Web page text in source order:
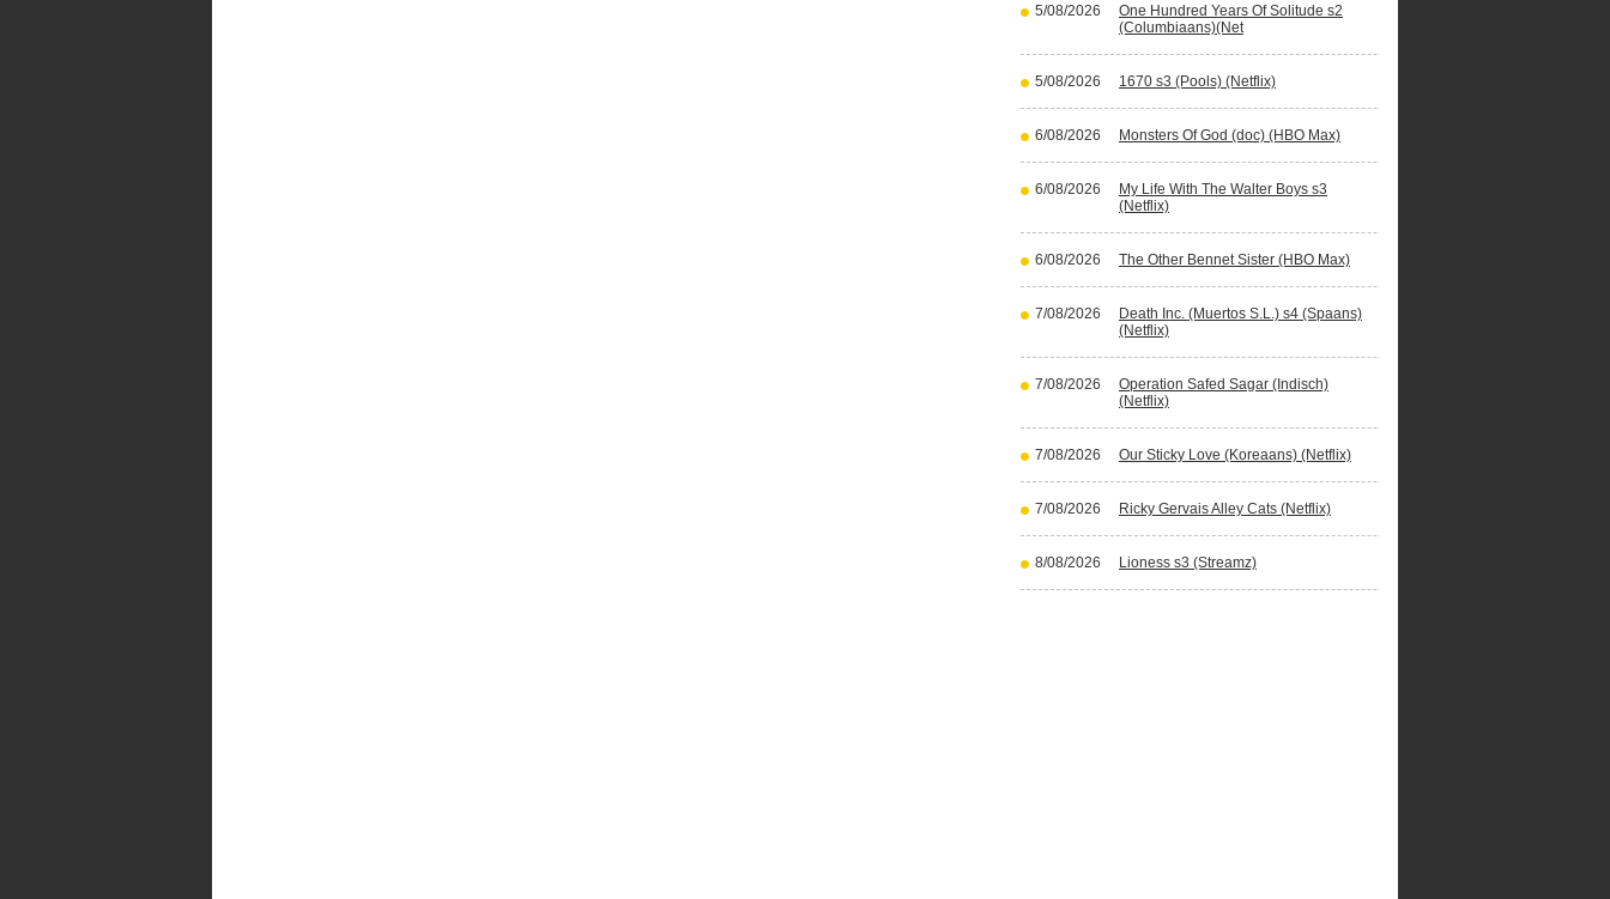
5/08/2026
One Hundred Years Of Solitude s2
(Columbiaans)(Net
5/08/2026 1670 s3 (Pools) (Netflix)
6/08/2026 Monsters Of God (doc) (HBO Max)
6/08/2026
My Life With The Walter Boys s3
(Netflix)
6/08/2026 The Other Bennet Sister (HBO Max)
7/08/2026
Death Inc. (Muertos S.L.) s4 (Spaans)
(Netflix)
7/08/2026
Operation Safed Sagar (Indisch)
(Netflix)
7/08/2026 Our Sticky Love (Koreaans) (Netflix)
7/08/2026 Ricky Gervais Alley Cats (Netflix)
8/08/2026 Lioness s3 (Streamz)